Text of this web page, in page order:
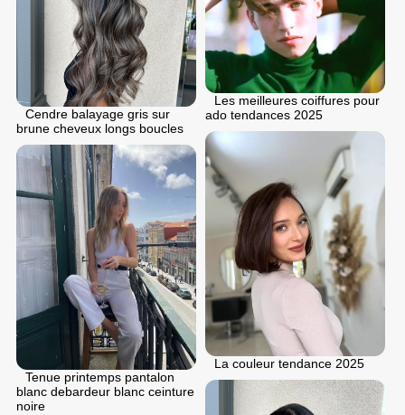
Les meilleures coiffures pour
ado tendances 2025
Cendre balayage gris sur
brune cheveux longs boucles
La couleur tendance 2025
Tenue printemps pantalon
blanc debardeur blanc ceinture
noire